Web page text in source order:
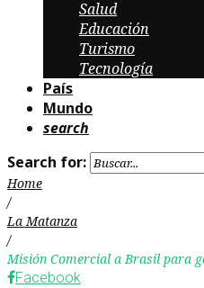
Salud
Educación
Turismo
Tecnología
País
Mundo
search
Search for:
Home
/
La Matanza
/
Misión Comercial a Brasil para
Facebook